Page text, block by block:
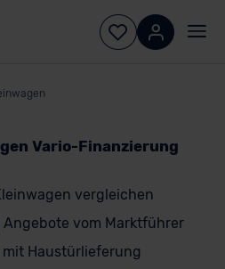
Vario-Finanzierung
vergleichen
vom Marktführer
mit Haustürlieferung